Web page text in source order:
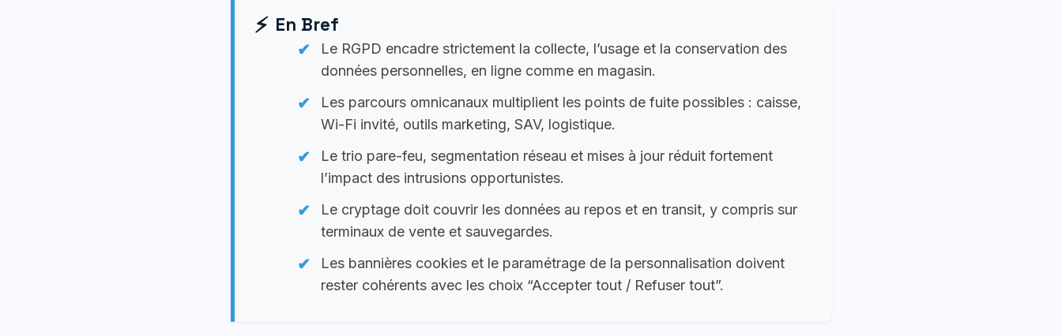
En Bref
Le RGPD encadre strictement la collecte, l’usage et la conservation des
données personnelles, en ligne comme en magasin.
Les parcours omnicanaux multiplient les points de fuite possibles : caisse,
Wi-Fi invité, outils marketing, SAV, logistique.
Le trio pare-feu, segmentation réseau et mises à jour réduit fortement
l’impact des intrusions opportunistes.
Le cryptage doit couvrir les données au repos et en transit, y compris sur
terminaux de vente et sauvegardes.
Les bannières cookies et le paramétrage de la personnalisation doivent
rester cohérents avec les choix “Accepter tout / Refuser tout”.